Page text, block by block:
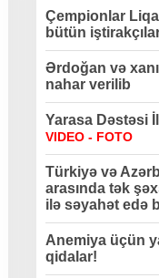
Çempionlar
bütün
Ərdoğan və
nahar verilib
Yarasa Dəstəsi
VIDEO - FOTO
Türkiyə və
arasında tək
ilə səyahət edə
Anemiya üçün
qidalar!